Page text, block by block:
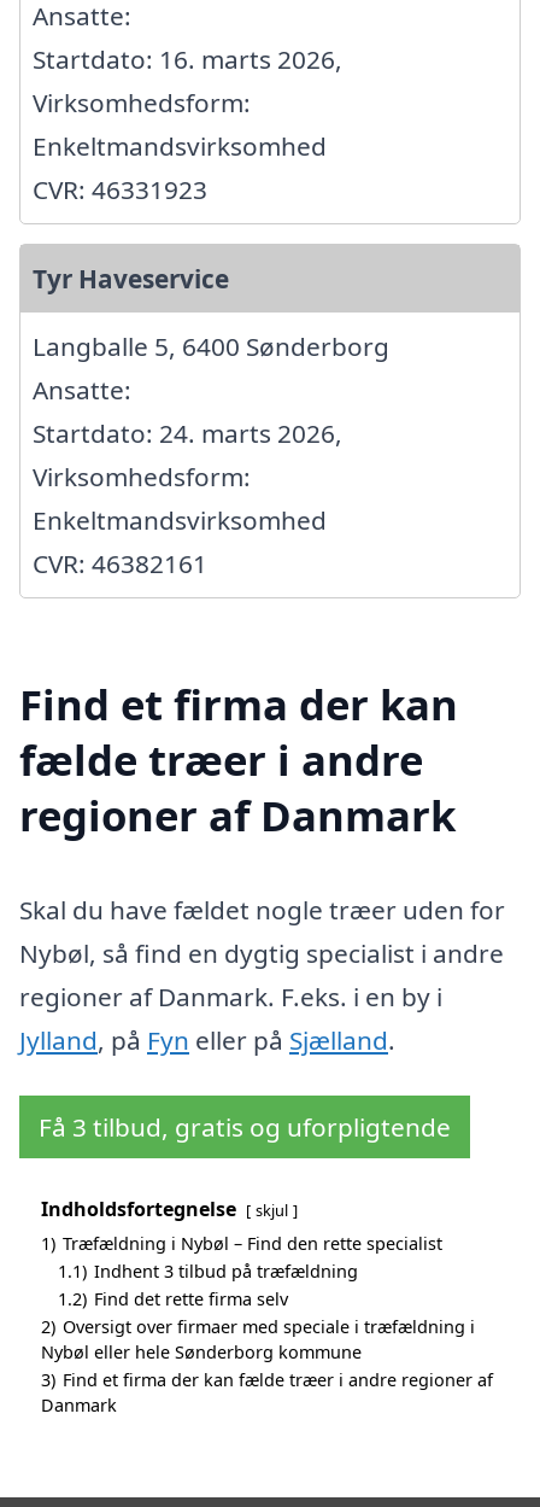
Ansatte:
Startdato: 16. marts 2026,
Virksomhedsform:
Enkeltmandsvirksomhed
CVR: 46331923
Tyr Haveservice
Langballe 5, 6400 Sønderborg
Ansatte:
Startdato: 24. marts 2026,
Virksomhedsform:
Enkeltmandsvirksomhed
CVR: 46382161
Find et firma der kan
fælde træer i andre
regioner af Danmark
Skal du have fældet nogle træer uden for
Nybøl, så find en dygtig specialist i andre
regioner af Danmark. F.eks. i en by i
Jylland, på Fyn eller på Sjælland.
Få 3 tilbud, gratis og uforpligtende
Indholdsfortegnelse skjul
1) Træfældning i Nybøl – Find den rette specialist
1.1) Indhent 3 tilbud på træfældning
1.2) Find det rette firma selv
2) Oversigt over firmaer med speciale i træfældning i
Nybøl eller hele Sønderborg kommune
3) Find et firma der kan fælde træer i andre regioner af
Danmark